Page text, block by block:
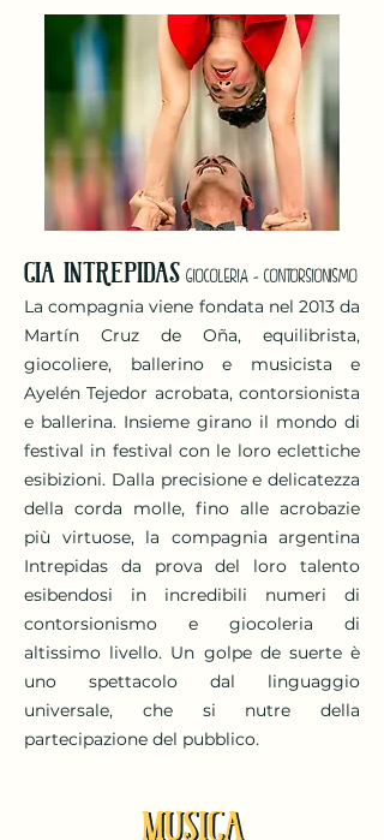
CIA INTREPIDAS GIOCOLERIA - CONTORSIONISMO
La compagnia viene fondata nel 2013 da
Martín Cruz de Oña, equilibrista,
giocoliere, ballerino e musicista e
Ayelén Tejedor acrobata, contorsionista
e ballerina. Insieme girano il mondo di
festival in festival con le loro eclettiche
esibizioni. Dalla precisione e delicatezza
della corda molle, fino alle acrobazie
più virtuose, la compagnia argentina
Intrepidas da prova del loro talento
esibendosi in incredibili numeri di
contorsionismo e giocoleria di
altissimo livello. Un golpe de suerte è
uno spettacolo dal linguaggio
universale, che si nutre della
partecipazione del pubblico.
MUSICA
MUSICA